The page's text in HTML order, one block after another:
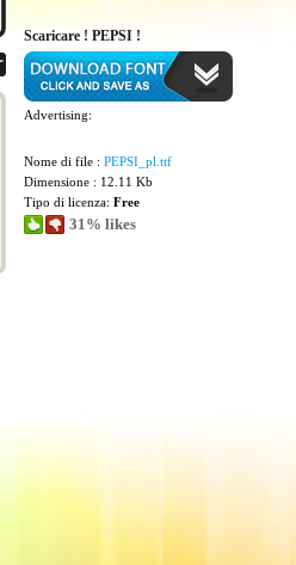
Scaricare ! PEPSI !
Advertising:
Nome di file : PEPSI_pl.ttf
Dimensione : 12.11 Kb
Tipo di licenza: Free
31% likes